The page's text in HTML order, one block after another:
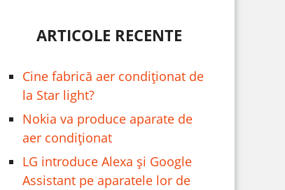
ARTICOLE RECENTE
Cine fabrică aer condiționat de
la Star light?
Nokia va produce aparate de
aer condiționat
LG introduce Alexa și Google
Assistant pe aparatele lor de